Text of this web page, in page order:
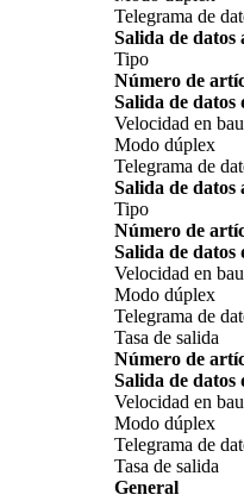
Telegrama de
Salida de datos
Tipo
Número de
Salida de datos
Velocidad en
Modo dúplex
Telegrama de
Salida de datos
Tipo
Número de
Salida de datos
Velocidad en
Modo dúplex
Telegrama de
Tasa de salida
Número de
Salida de datos
Velocidad en
Modo dúplex
Telegrama de
Tasa de salida
General